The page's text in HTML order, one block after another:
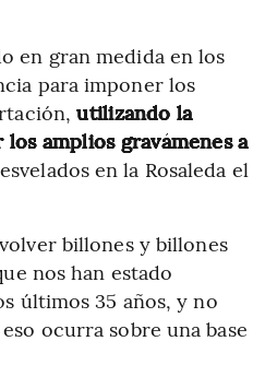
en gran medida en los
para imponer los
utilizando la
amplios gravámenes a
en la Rosaleda el
billones y billones
nos han estado
últimos 35 años, y no
ocurra sobre una base